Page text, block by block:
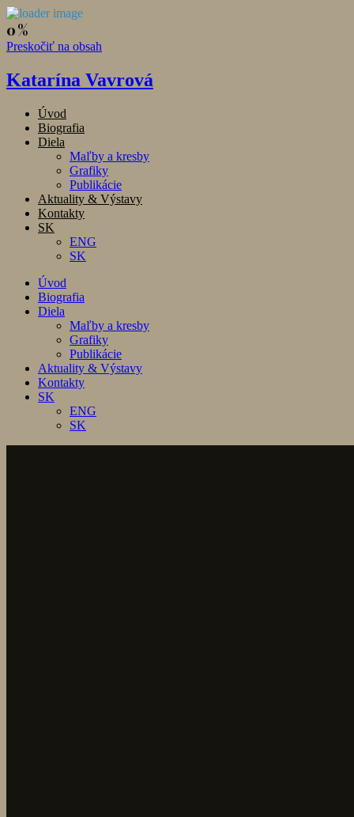
Preskočiť na obsah
Katarína Vavrová
Úvod
Biografia
Diela
Maľby a kresby
Grafiky
Publikácie
Aktuality & Výstavy
Kontakty
SK
ENG
SK
Úvod
Biografia
Diela
Maľby a kresby
Grafiky
Publikácie
Aktuality & Výstavy
Kontakty
SK
ENG
SK